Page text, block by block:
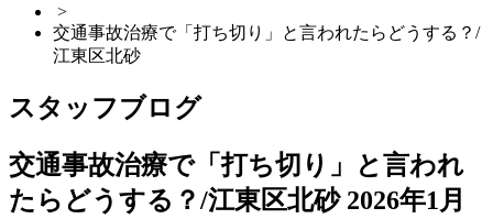
>
交通事故治療で「打ち切り」と言われたらどうする？/
江東区北砂
スタッフブログ
交通事故治療で「打ち切り」と言われ
たらどうする？/江東区北砂 2026年1月